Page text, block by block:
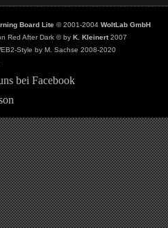
Board Lite© 2001-2004 WoltLab GmbH
Red After Dark © by K. Kleinert2007
Style by M. Sachse 2008-2020
bei Facebook